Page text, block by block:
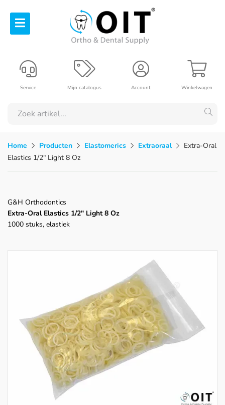
Winkelwagen
Account
Mijn catalogus
Service
Home Producten Elastomerics Extraoraal
Extra-Oral
Elastics 1/2" Light 8 Oz
G&H Orthodontics
Extra-Oral Elastics 1/2" Light 8 Oz
1000 stuks, elastiek